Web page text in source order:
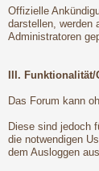
Offizielle
darstellen, werden
Administratoren
III.
Das Forum kann
Diese sind jedoch
die notwendigen
dem Ausloggen